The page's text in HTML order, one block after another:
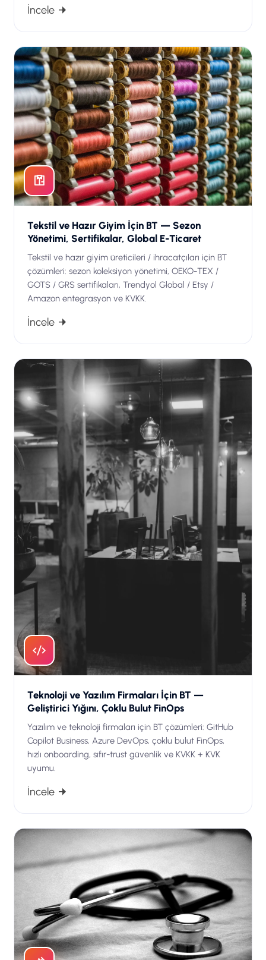
İncele
Tekstil ve Hazır Giyim İçin BT — Sezon
Yönetimi, Sertifikalar, Global E-Ticaret
Tekstil ve hazır giyim üreticileri / ihracatçıları için BT
çözümleri: sezon koleksiyon yönetimi, OEKO-TEX /
GOTS / GRS sertifikaları, Trendyol Global / Etsy /
Amazon entegrasyon ve KVKK.
İncele
Teknoloji ve Yazılım Firmaları İçin BT —
Geliştirici Yığını, Çoklu Bulut FinOps
Yazılım ve teknoloji firmaları için BT çözümleri: GitHub
Copilot Business, Azure DevOps, çoklu bulut FinOps,
hızlı onboarding, sıfır-trust güvenlik ve KVKK + KVK
uyumu.
İncele